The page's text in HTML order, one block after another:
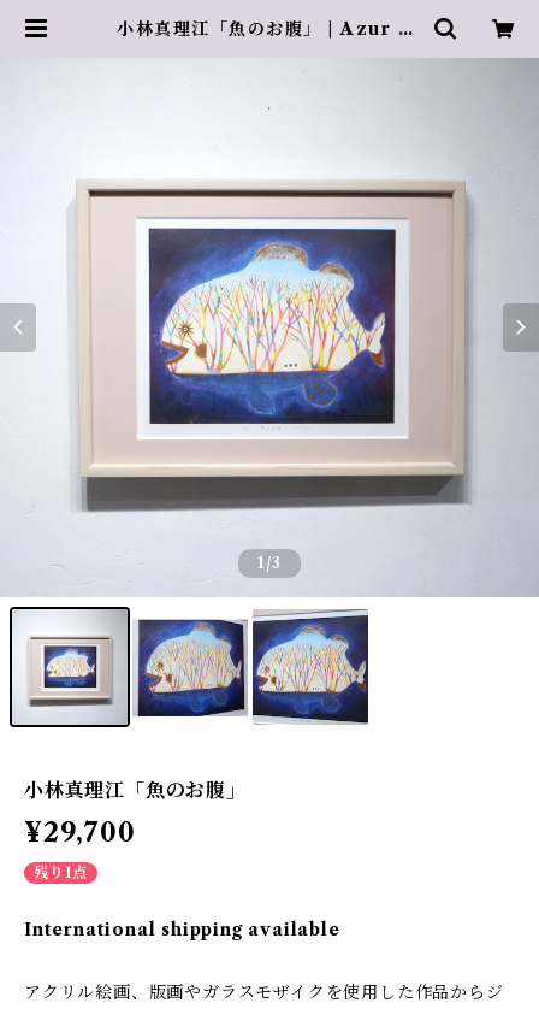
小林真理江「魚のお腹」 | Azur ro
1/3
小林真理江「魚のお腹」
¥29,700
残り1点
International shipping available
アクリル絵画、版画やガラスモザイクを使用した作品からジ